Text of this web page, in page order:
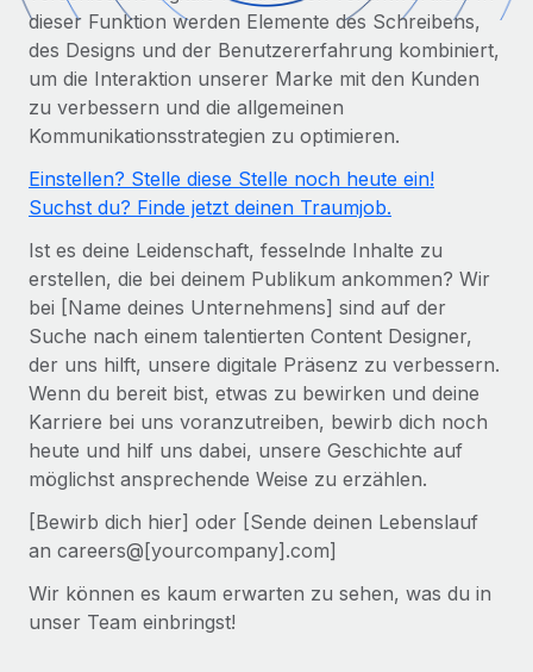
Globales Onboarding und Verwalten von
PEO
Auslagern von komplexen HR-Aufgaben
INFRASTRUKTUR
Nahtlose Integration der HR in bestehende Abläufe
Plattform
Integrierte HR-Kernfunktionen für dein Team
Verknüpfen Neu
Verknüpfung beliebiger KI-Tools mit Remote über unser
MCP
Integrationen
Prozessoptimierung mit unverzichtbaren Business-
Tools
DIENSTLEISTUNGEN
WACHSTUMSPHASE
Startups
Agile HR- und Payroll-Lösungen für wachsende
Mittelstand
Maßgeschneiderte HR-Lösungen, um Teams zu
vergrößern
Enterprise
Globale HR für Konzerne und Großunternehmen
PARTNER WERDEN
Strategische Technologiepartner
Flexible Einbettung von Global-HR-Funktionen in deine
Plattform
Entdecke die Möglichkeiten einer Partnerschaft
Gesamtbeschäftigungskosten
Honorarzahlungen berechnen
Informationen zu möglichen Währungen und
Abwicklungsfristen für globale Freelancer:innen
LERNEN MIT REMOTE
Forschung und Leitfäden
Fallstudien
HR-Glossar
Checklisten und Vorlagen
Bibliothek für Stellenbeschreibungen
Webinare
Newsroom
Informationen zu Gehältern und Qualifikationen
Nederlands
Français
Español
Italiano
Português (Portugal)
日本語
한국어
Anmelden
dieser Funktion werden Elemente des Schreibens,
des Designs und der Benutzererfahrung kombiniert,
um die Interaktion unserer Marke mit den Kunden
zu verbessern und die allgemeinen
Kommunikationsstrategien zu optimieren.
Einstellen? Stelle diese Stelle noch heute ein!
Suchst du? Finde jetzt deinen Traumjob.
Ist es deine Leidenschaft, fesselnde Inhalte zu
erstellen, die bei deinem Publikum ankommen? Wir
bei [Name deines Unternehmens] sind auf der
Suche nach einem talentierten Content Designer,
der uns hilft, unsere digitale Präsenz zu verbessern.
Wenn du bereit bist, etwas zu bewirken und deine
Karriere bei uns voranzutreiben, bewirb dich noch
heute und hilf uns dabei, unsere Geschichte auf
möglichst ansprechende Weise zu erzählen.
[Bewirb dich hier] oder [Sende deinen Lebenslauf
an careers@[yourcompany].com]
Wir können es kaum erwarten zu sehen, was du in
unser Team einbringst!